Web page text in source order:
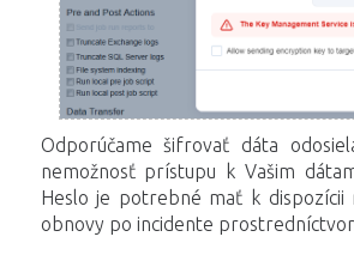
Odporúčame šifrovať dáta
nemožnosť prístupu k Vašim
Heslo je potrebné mať k
obnovy po incidente